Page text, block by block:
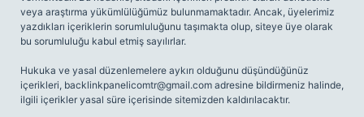
veya araştırma yükümlülüğümüz bulunmamaktadır. Ancak, üyelerimiz
yazdıkları içeriklerin sorumluluğunu taşımakta olup, siteye üye olarak
bu sorumluluğu kabul etmiş sayılırlar.
Hukuka ve yasal düzenlemelere aykırı olduğunu düşündüğünüz
içerikleri, backlinkpanelicomtr@gmail.com adresine bildirmeniz halinde,
ilgili içerikler yasal süre içerisinde sitemizden kaldırılacaktır.